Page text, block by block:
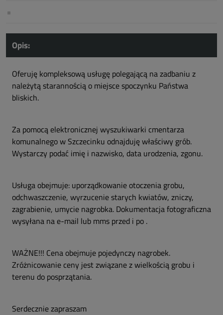
Opis:
Oferuję kompleksową usługę polegającą na zadbaniu z
należytą starannością o miejsce spoczynku Państwa
bliskich.
Za pomocą elektronicznej wyszukiwarki cmentarza
komunalnego w Szczecinku odnajduję właściwy grób.
Wystarczy podać imię i nazwisko, data urodzenia, zgonu.
Usługa obejmuje: uporządkowanie otoczenia grobu,
odchwaszczenie, wyrzucenie starych kwiatów, zniczy,
zagrabienie, umycie nagrobka. Dokumentacja fotograficzna
wysyłana na e-mail lub mms przed i po .
WAŻNE!!! Cena obejmuje pojedynczy nagrobek.
Zróżnicowanie ceny jest związane z wielkością grobu i
terenu do posprzątania.
Serdecznie zapraszam